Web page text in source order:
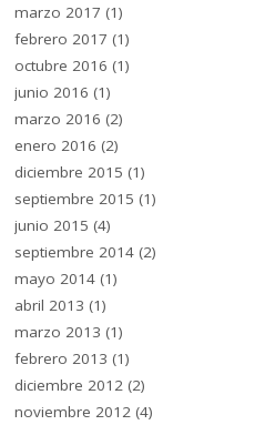
marzo 2017 (1)
febrero 2017 (1)
octubre 2016 (1)
junio 2016 (1)
marzo 2016 (2)
enero 2016 (2)
diciembre 2015 (1)
septiembre 2015 (1)
junio 2015 (4)
septiembre 2014 (2)
mayo 2014 (1)
abril 2013 (1)
marzo 2013 (1)
febrero 2013 (1)
diciembre 2012 (2)
noviembre 2012 (4)